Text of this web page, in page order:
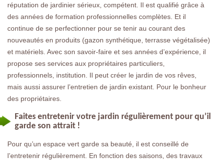
réputation de jardinier sérieux, compétent. Il est qualifié grâce à
des années de formation professionnelles complètes. Et il
continue de se perfectionner pour se tenir au courant des
nouveautés en produits (gazon synthétique, terrasse végétalisée)
et matériels. Avec son savoir-faire et ses années d’expérience, il
propose ses services aux propriétaires particuliers,
professionnels, institution. Il peut créer le jardin de vos rêves,
mais aussi assurer l’entretien de jardin existant. Pour le bonheur
des propriétaires.
Faites entretenir votre jardin régulièrement pour qu’il
garde son attrait !
Pour qu’un espace vert garde sa beauté, il est conseillé de
l’entretenir régulièrement. En fonction des saisons, des travaux